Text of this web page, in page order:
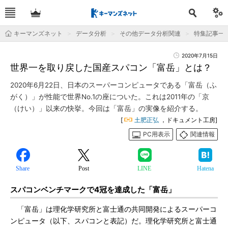
キーマンズネット データ分析 その他データ分析関連 特集記事一
2020年7月15日
世界一を取り戻した国産スパコン「富岳」とは？
2020年6月22日、日本のスーパーコンピュータである「富岳（ふ
がく）」が性能で世界No.1の座についた。これは2011年の「京
（けい）」以来の快挙。今回は「富岳」の実像を紹介する。
[ 土肥正弘 ，ドキュメント工房]
PC用表示
関連情報
Share Post LINE Hatena
スパコンベンチマークで4冠を達成した「富岳」
「富岳」は理化学研究所と富士通の共同開発によるスーパーコ
ンピュータ（以下、スパコンと表記）だ。理化学研究所と富士通